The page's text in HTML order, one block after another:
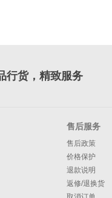
行货，精致服务
售后服务
售后政策
价格保护
退款说明
返修/退换货